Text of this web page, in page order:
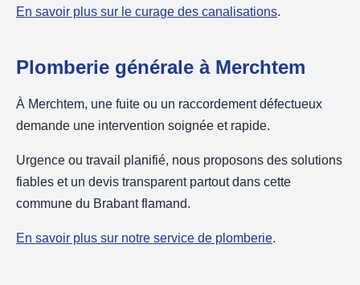
En savoir plus sur le curage des canalisations.
Plomberie générale à Merchtem
À Merchtem, une fuite ou un raccordement défectueux
demande une intervention soignée et rapide.
Urgence ou travail planifié, nous proposons des solutions
fiables et un devis transparent partout dans cette
commune du Brabant flamand.
En savoir plus sur notre service de plomberie.